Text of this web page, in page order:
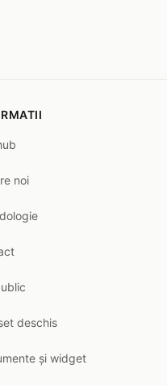
noi
deschis
și widget